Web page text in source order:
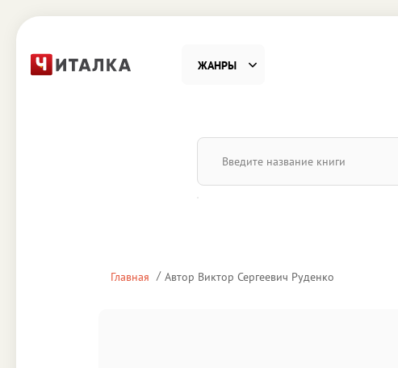
ЖАНРЫ
Проза
Главная Автор Виктор Сергеевич Руденко